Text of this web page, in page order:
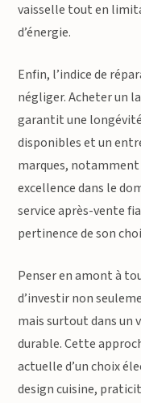
vaisselle tout en
d’énergie.
Enfin, l’indice de
négliger. Acheter un
garantit une longévité
disponibles et un
marques,
excellence dans le
service après-vente
pertinence de son
Penser en amont à
d’investir non
mais surtout dans un
durable. Cette
actuelle d’un choix
design cuisine,